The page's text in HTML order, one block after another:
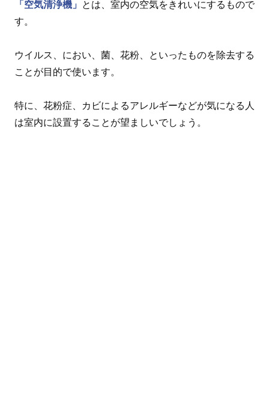
「空気清浄機」
とは、室内の空気をきれいにするもので
す。
ウイルス、におい、菌、花粉、といったものを除去する
ことが目的で使います。
特に、花粉症、カビによるアレルギーなどが気になる人
は室内に設置することが望ましいでしょう。